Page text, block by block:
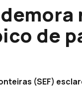
de
(SEF)